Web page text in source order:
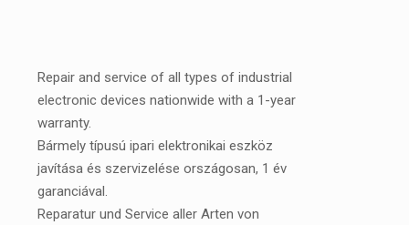
Repair and service of all types of industrial
electronic devices nationwide with a 1-year
warranty.
Bármely típusú ipari elektronikai eszköz
javítása és szervizelése országosan, 1 év
garanciával.
Reparatur und Service aller Arten von